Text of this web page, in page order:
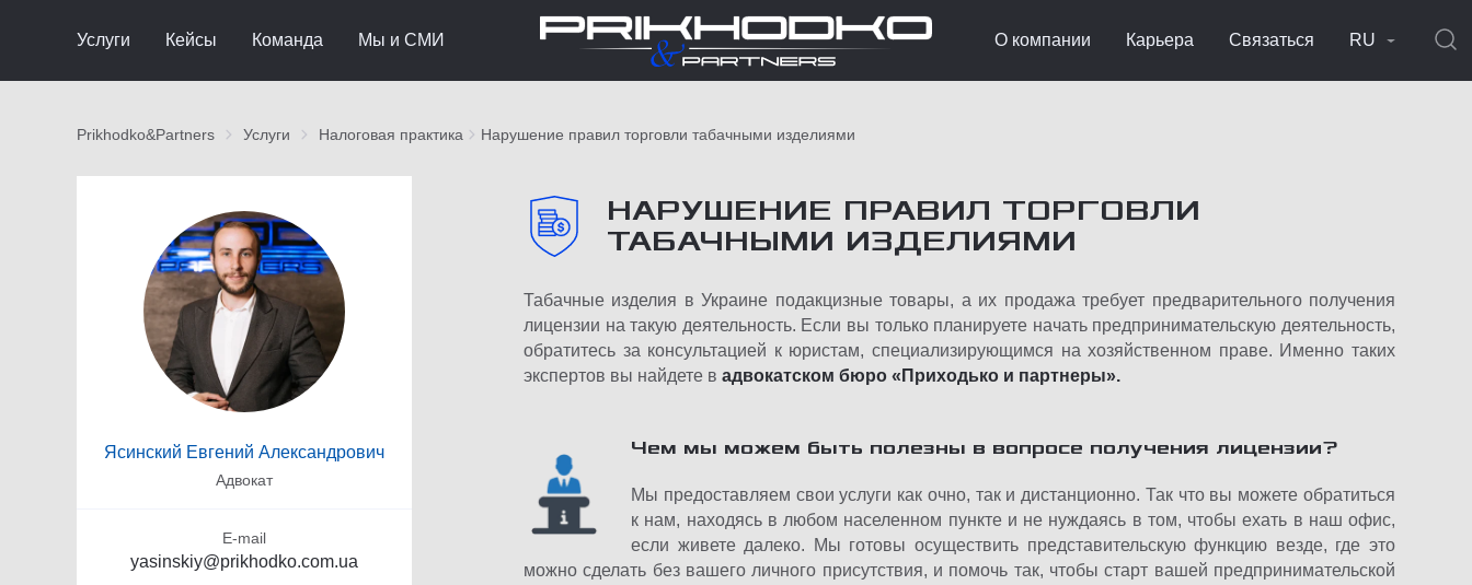
Услуги Кейсы Команда Мы и СМИ О компании Карьера Связаться RU
Prikhodko&Partners Услуги Налоговая практика Нарушение правил торговли табачными изделиями
Ясинский Евгений Александрович
Адвокат
E-mail
yasinskiy@prikhodko.com.ua
НАРУШЕНИЕ ПРАВИЛ ТОРГОВЛИ
ТАБАЧНЫМИ ИЗДЕЛИЯМИ
Табачные изделия в Украине подакцизные товары, а их продажа требует предварительного получения
лицензии на такую деятельность. Если вы только планируете начать предпринимательскую деятельность,
обратитесь за консультацией к юристам, специализирующимся на хозяйственном праве. Именно таких
экспертов вы найдете в адвокатском бюро «Приходько и партнеры».
Чем мы можем быть полезны в вопросе получения лицензии?
Мы предоставляем свои услуги как очно, так и дистанционно. Так что вы можете обратиться
к нам, находясь в любом населенном пункте и не нуждаясь в том, чтобы ехать в наш офис,
если живете далеко. Мы готовы осуществить представительскую функцию везде, где это
можно сделать без вашего личного присутствия, и помочь так, чтобы старт вашей предпринимательской